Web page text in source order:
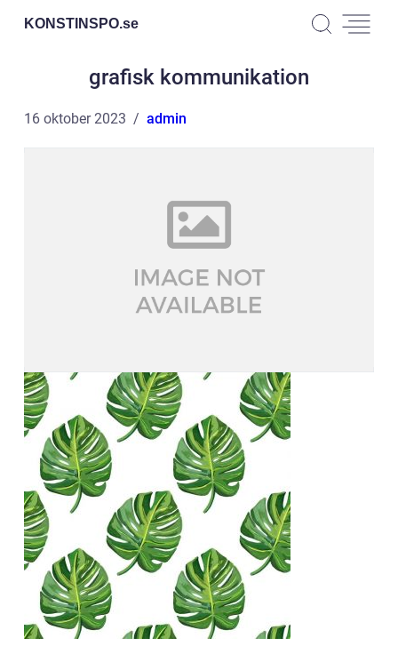
KONSTINSPO.se
grafisk kommunikation
16 oktober 2023 admin